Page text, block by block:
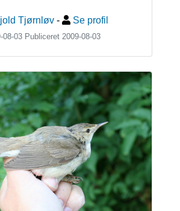
Tjørnløv - Se profil
08-03 Publiceret 2009-08-03